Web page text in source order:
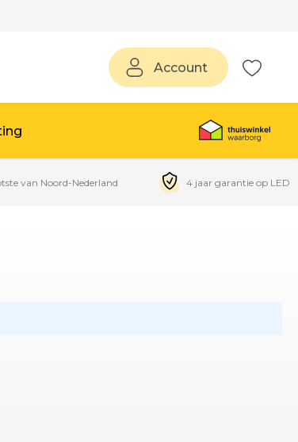
Account
van Noord-Nederland 4 jaar garantie op LED